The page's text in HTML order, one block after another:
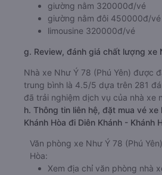
giường nằm 320000đ/vé
giường nằm đôi 450000đ/vé
limousine 320000đ/vé
g. Review, đánh giá chất lượng xe
Nhà xe Như Ý 78 (Phú Yên) được
trung bình là 4.5/5 dựa trên 281
đã trải nghiệm dịch vụ của nhà xe
h. Thông tin liên hệ, đặt mua vé
Khánh Hòa đi Diên Khánh - Khánh
Văn phòng xe Như Ý 78 (Phú
Hòa:
Xem địa chỉ văn phòng nhà